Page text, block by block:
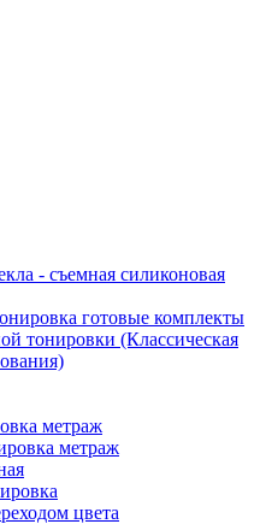
- съемная силиконовая
готовые комплекты
тонировки (Классическая
метраж
метраж
цвета